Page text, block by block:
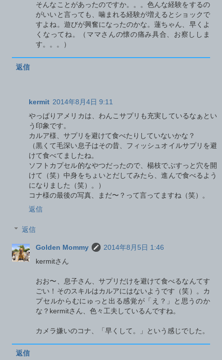
そんなことがあったのですか。。。色んな経験をするの
がいいと言っても、噛まれる経験が増えるとショックで
すよね。遊びが興奮になったのかな。蓮ちゃん、早くよ
くなってね。（ママさんの懐の痛み具合、お察ししま
す。。。）
返信
kermit 2014年8月4日 9:11
やっぱりアメリカは、わんこサプリも充実しているなぁとい
う印象です。
カルア様、サプリを避けて食べたりしていないかな？
（黒くて毛深い息子はその昔、フィッシュオイルサプリを避
けて食べてましたね。
ソフトカプセル的なやつだったので、楊枝でぶすっと穴を開
けて（笑）中身をちょいとだしてみたら、進んで食べるよう
になりました（笑）。）
コナ様の最後の写真、まだ〜？って言ってますね（笑）。
返信
返信
Golden Mommy
2014年8月5日 1:46
kermitさん
おお〜、息子さん、サプリだけを避けて食べるなんてす
ごい！そのスキルはカルアにはないようです（笑）。カ
プセルからむにゅっと出る感覚が「え？」と思うのか
な？kermitさん、色々工夫しているんですね。
カメラ嫌いのコナ、「早くして。」という感じでした。
返信